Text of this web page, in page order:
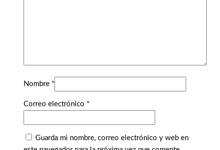
Nombre *
Correo electrónico *
Guarda mi nombre, correo electrónico y web en